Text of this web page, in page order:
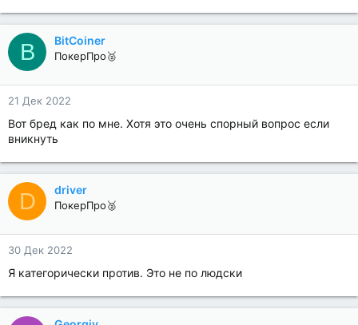
B BitCoiner
ПокерПро🥈
21 Дек 2022
Вот бред как по мне. Хотя это очень спорный вопрос если
вникнуть
D driver
ПокерПро🥈
30 Дек 2022
Я категорически против. Это не по людски